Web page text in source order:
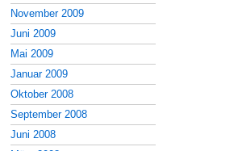
November 2009
Juni 2009
Mai 2009
Januar 2009
Oktober 2008
September 2008
Juni 2008